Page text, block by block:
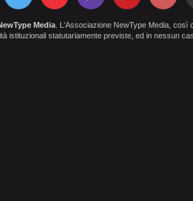
Media. L'Associazione NewType Media, così
istituzionali statutariamente previste, ed in nessun